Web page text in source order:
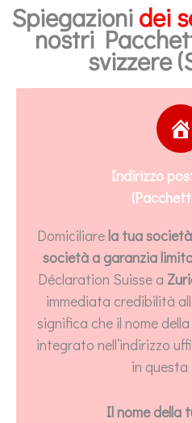
Spiegazioni dei
nostri
svizzere
Indirizzo
Domiciliarela tua
società a garanzia
Déclaration Suisse a
immediata credibilità
significa che il nome
integrato nell’indirizzo
in questa
Il nome della